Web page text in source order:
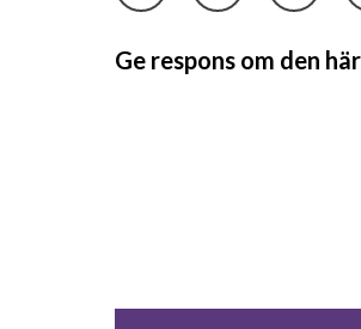
Ge respons om den